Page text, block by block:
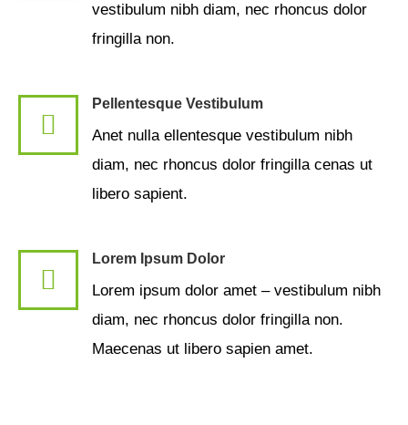
vestibulum nibh diam, nec rhoncus dolor
fringilla non.
Pellentesque Vestibulum
Anet nulla ellentesque vestibulum nibh
diam, nec rhoncus dolor fringilla cenas ut
libero sapient.
Lorem Ipsum Dolor
Lorem ipsum dolor amet – vestibulum nibh
diam, nec rhoncus dolor fringilla non.
Maecenas ut libero sapien amet.